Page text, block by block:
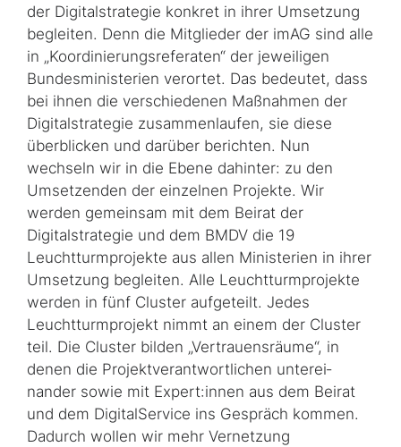
der Digitalstrategie konkret in ihrer Umsetzung
begleiten. Denn die Mitglieder der imAG sind alle
in „Koordinierungsreferaten“ der jeweiligen
Bundesministerien verortet. Das bedeutet, dass
bei ihnen die verschiede­nen Maßnahmen der
Digitalstrategie zusammenlaufen, sie diese
überblicken und darüber berichten. Nun
wechseln wir in die Ebene dahinter: zu den
Umsetzenden der einzelnen Projekte. Wir
werden gemeinsam mit dem Beirat der
Digitalstrategie und dem BMDV die 19
Leuchtturm­pro­jekte aus allen Ministerien in ihrer
Umsetzung begleiten. Alle Leuchtturmprojekte
werden in fünf Cluster aufgeteilt. Jedes
Leuchtturmprojekt nimmt an einem der Cluster
teil. Die Cluster bilden „Vertrauensräume“, in
denen die Projektverantwortlichen unterei­
nander sowie mit Expert:innen aus dem Beirat
und dem DigitalService ins Gespräch kommen.
Dadurch wollen wir mehr Vernetzung